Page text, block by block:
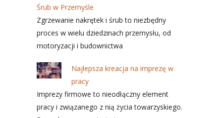
Śrub w Przemyśle
Zgrzewanie nakrętek i śrub to niezbędny
proces w wielu dziedzinach przemysłu, od
motoryzacji i budownictwa
Najlepsza kreacja na imprezę w
pracy
Imprezy firmowe to nieodłączny element
pracy i związanego z nią życia towarzyskiego.